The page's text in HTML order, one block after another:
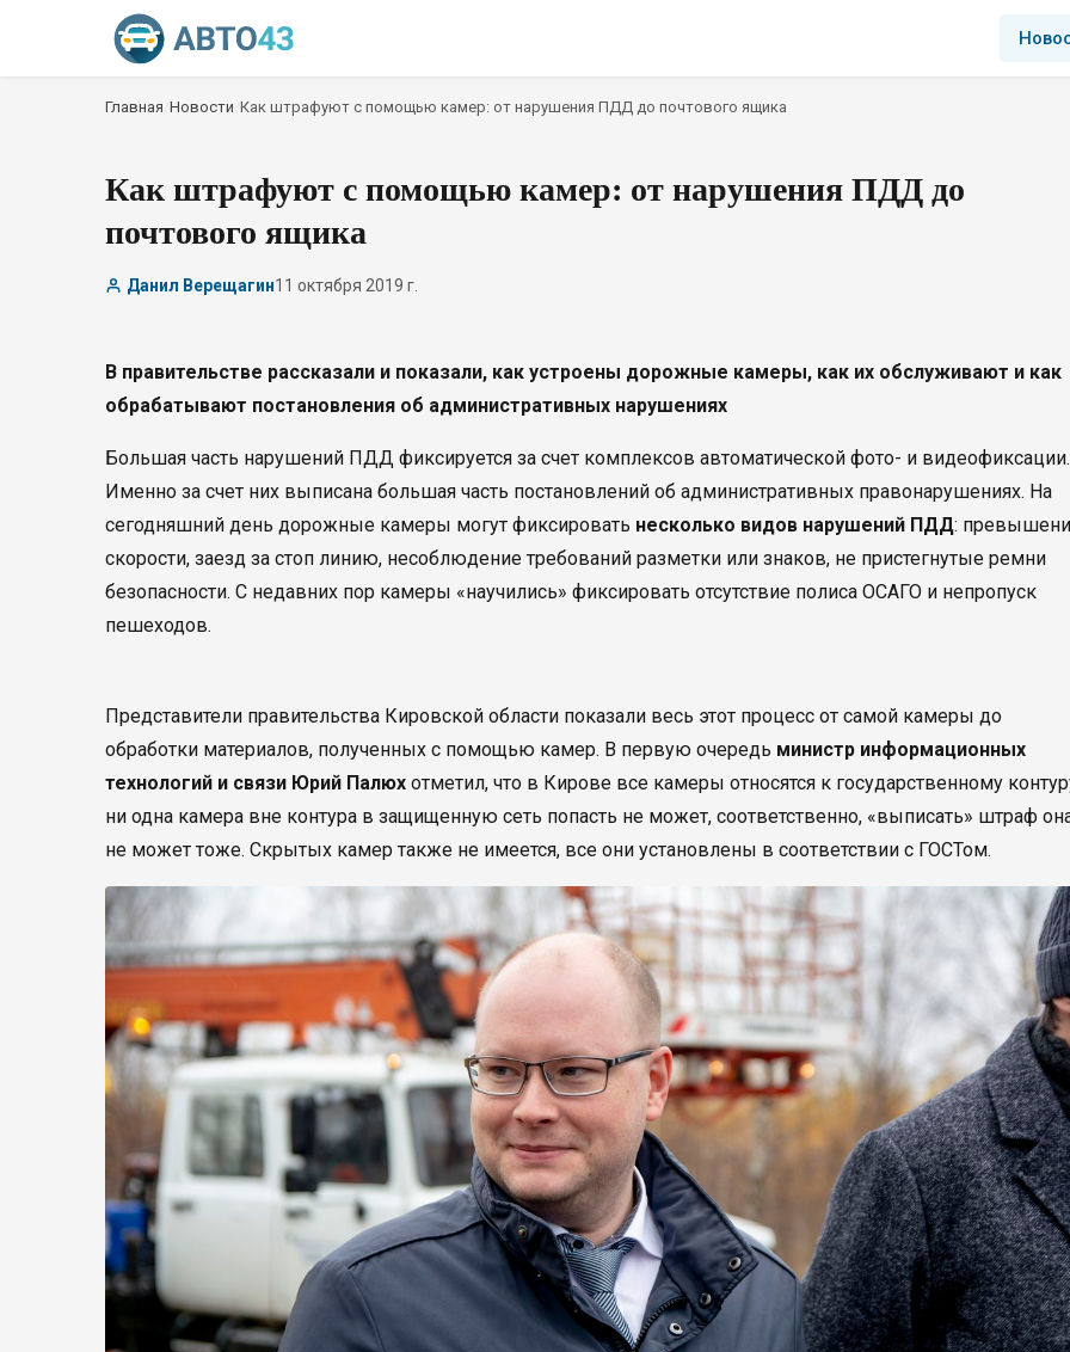
Главная Новости Как штрафуют с помощью камер: от нарушения ПДД до почтового ящика
Как штрафуют с помощью камер: от нарушения ПДД до
почтового ящика
Данил Верещагин11 октября 2019 г.
В правительстве рассказали и показали, как устроены дорожные камеры, как их обслуживают и как
обрабатывают постановления об административных нарушениях
Большая часть нарушений ПДД фиксируется за счет комплексов автоматической фото- и видеофиксации.
Именно за счет них выписана большая часть постановлений об административных правонарушениях. На
сегодняшний день дорожные камеры могут фиксировать несколько видов нарушений ПДД:
скорости, заезд за стоп линию, несоблюдение требований разметки или знаков, не пристегнутые ремни
безопасности. С недавних пор камеры «научились» фиксировать отсутствие полиса ОСАГО и непропуск
пешеходов.
Представители правительства Кировской области показали весь этот процесс от самой камеры до
обработки материалов, полученных с помощью камер. В первую очередь министр информационных
технологий и связи Юрий Палюх отметил, что в Кирове все камеры относятся к государственному
ни одна камера вне контура в защищенную сеть попасть не может, соответственно, «выписать» штраф
не может тоже. Скрытых камер также не имеется, все они установлены в соответствии с ГОСТом.